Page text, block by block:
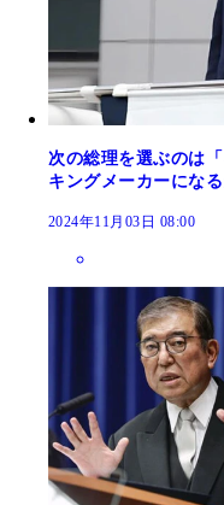
次の総理を選ぶのは
キングメーカーにな
2024年11月03日 08:00